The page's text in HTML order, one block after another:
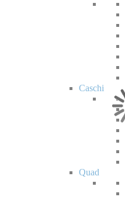
Caschi
Quad